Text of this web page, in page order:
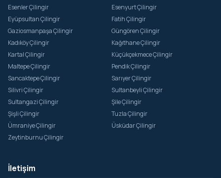
Esenler Çilingir
Esenyurt Çilingir
Eyüpsultan Çilingir
Fatih Çilingir
Gaziosmanpaşa Çilingir
Güngören Çilingir
Kadıköy Çilingir
Kağıthane Çilingir
Kartal Çilingir
Küçükçekmece Çilingir
Maltepe Çilingir
Pendik Çilingir
Sancaktepe Çilingir
Sarıyer Çilingir
Silivri Çilingir
Sultanbeyli Çilingir
Sultangazi Çilingir
Şile Çilingir
Şişli Çilingir
Tuzla Çilingir
Ümraniye Çilingir
Üsküdar Çilingir
Zeytinburnu Çilingir
İletişim